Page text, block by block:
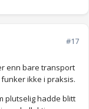
#17
enn bare transport
ikke i praksis.
plutselig hadde blitt